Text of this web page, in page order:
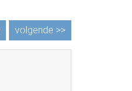
volgende >>